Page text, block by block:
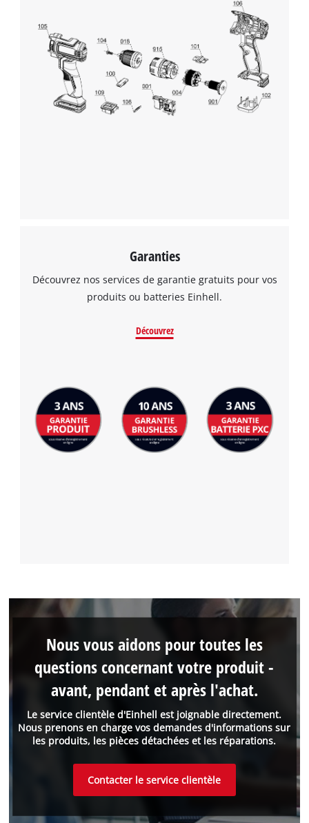
Garanties
Découvrez nos services de garantie gratuits pour vos
produits ou batteries Einhell.
Découvrez
Le service clientèle d'Einhell est joignable directement.
Nous prenons en charge vos demandes d'informations sur
les produits, les pièces détachées et les réparations.
Nous vous aidons pour toutes les
questions concernant votre produit -
avant, pendant et après l'achat.
Contacter le service clientèle